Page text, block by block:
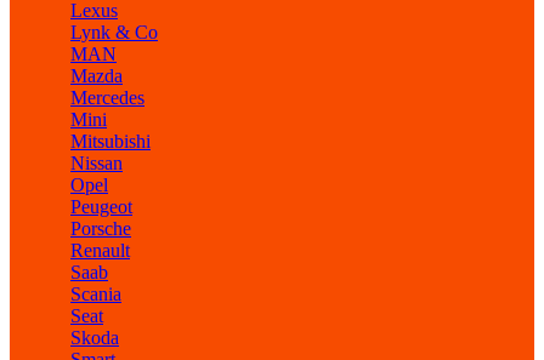
Lexus
Lynk & Co
MAN
Mazda
Mercedes
Mini
Mitsubishi
Nissan
Opel
Peugeot
Porsche
Renault
Saab
Scania
Seat
Skoda